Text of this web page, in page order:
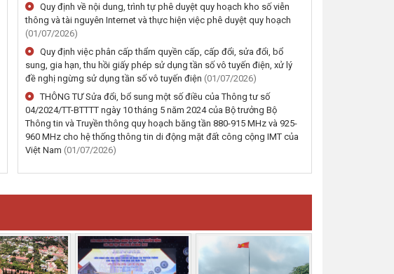
CHỨC VÀ HOẠT ĐỘNG CỦA
CHÍNH QUYỀN ĐỊA PHƯƠNG
(05/08/2026, 00:00)
Thông báo về việc cho thuê
nhà do Trung tâm cung ứng
dịch vụ sự nghiệp công quản lý,
khai thác trên địa bàn xã Krông
ĐẨY MẠNH GIẢI NGÂN VỐN
ĐẦU TƯ CÔNG VÀ CAM KẾT
CỦA CÁC ĐƠN VỊ, CHỦ ĐẦU
TƯ VỀ GIẢI NGÂN VỐN ĐẦU
Quy định về nội dung, trình tự phê duyệt quy hoạch kho số viễn
thông và tài nguyên Internet và thực hiện việc phê duyệt quy hoạch
(01/07/2026)
Quy định việc phân cấp thẩm quyền cấp, cấp đổi, sửa đổi, bổ
sung, gia hạn, thu hồi giấy phép sử dụng tần số vô tuyến điện, xử lý
đề nghị ngừng sử dụng tần số vô tuyến điện (01/07/2026)
THÔNG TƯ Sửa đổi, bổ sung một số điều của Thông tư số
04/2024/TT-BTTTT ngày 10 tháng 5 năm 2024 của Bộ trưởng Bộ
Thông tin và Truyền thông quy hoạch băng tần 880-915 MHz và 925-
960 MHz cho hệ thống thông tin di động mặt đất công cộng IMT của
Việt Nam (01/07/2026)